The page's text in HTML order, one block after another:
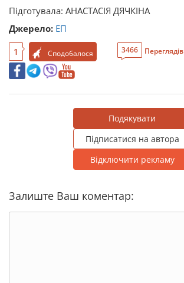
Підготувала: АНАСТАСІЯ ДЯЧКІНА
Джерело: ЕП
1 Сподобалося 3466 Переглядів
Подякувати
Підписатися на автора
Відключити рекламу
Залиште Ваш коментар: